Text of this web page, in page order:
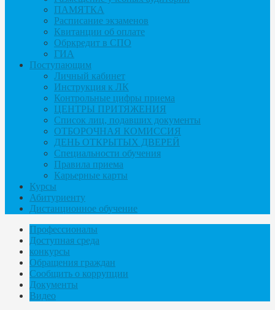
ПАМЯТКА
Расписание экзаменов
Квитанции об оплате
Обркредит в СПО
ГИА
Поступающим
Личный кабинет
Инструкция к ЛК
Контрольные цифры приема
ЦЕНТРЫ ПРИТЯЖЕНИЯ
Список лиц, подавших документы
ОТБОРОЧНАЯ КОМИССИЯ
ДЕНЬ ОТКРЫТЫХ ДВЕРЕЙ
Специальности обучения
Правила приема
Карьерные карты
Курсы
Абитуриенту
Дистанционное обучение
Профессионалы
Доступная среда
конкурсы
Обращения граждан
Сообщить о коррупции
Документы
Видео